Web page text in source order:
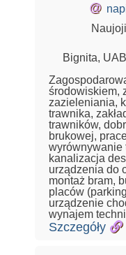
@
Bignita, UAB
środowiskiem,
zazieleniania,
trawnika,
trawników,
brukowej,
wyrównywanie
kanalizacja
urządzenia do
montaż bram,
placów
urządzenie
wynajem
Szczegóły